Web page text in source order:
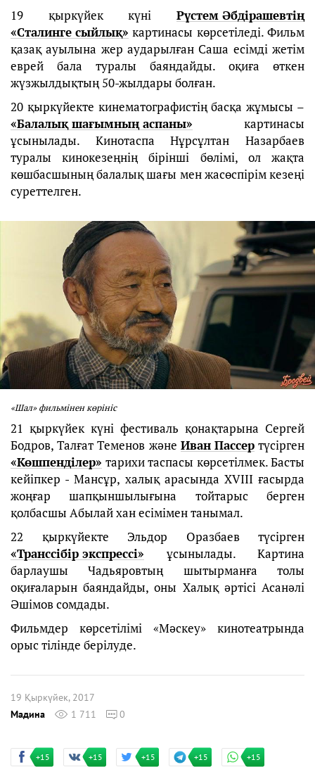
19 қыркүйек күні Рүстем Әбдірашевтің
«Сталинге сыйлық» картинасы көрсетіледі. Фильм
қазақ ауылына жер аударылған Саша есімді жетім
еврей бала туралы баяндайды. оқиға өткен
жүзжылдықтың 50-жылдары болған.
20 қыркүйекте кинематографистің басқа жұмысы –
«Балалық шағымның аспаны» картинасы
ұсынылады. Кинотаспа Нұрсұлтан Назарбаев
туралы кинокезеңнің бірінші бөлімі, ол жақта
көшбасшының балалық шағы мен жасөспірім кезеңі
суреттелген.
«Шал» фильмінен көрініс
21 қыркүйек күні фестиваль қонақтарына Сергей
Бодров, Талғат Теменов және Иван Пассертүсірген
«Көшпенділер» тарихи таспасы көрсетілмек. Басты
кейіпкер - Мансұр, халық арасында XVIII ғасырда
жоңғар шапқыншылығына тойтарыс берген
қолбасшы Абылай хан есімімен танымал.
22 қыркүйекте Эльдор Оразбаев түсірген
«Транссібір экспрессі» ұсынылады. Картина
барлаушы Чадьяровтың шытырманға толы
оқиғаларын баяндайды, оны Халық әртісі Асанәлі
Әшімов сомдады.
Фильмдер көрсетілімі «Мәскеу» кинотеатрында
орыс тілінде берілуде.
19 Қыркүйек, 2017
Мадина
1 711 0
+15 +15 +15 +15 +15